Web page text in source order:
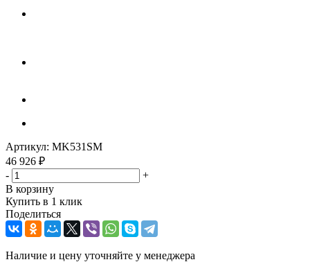
Артикул: MK531SM
46 926 ₽
-
+
В корзину
Купить в 1 клик
Поделиться
Наличие и цену уточняйте у менеджера